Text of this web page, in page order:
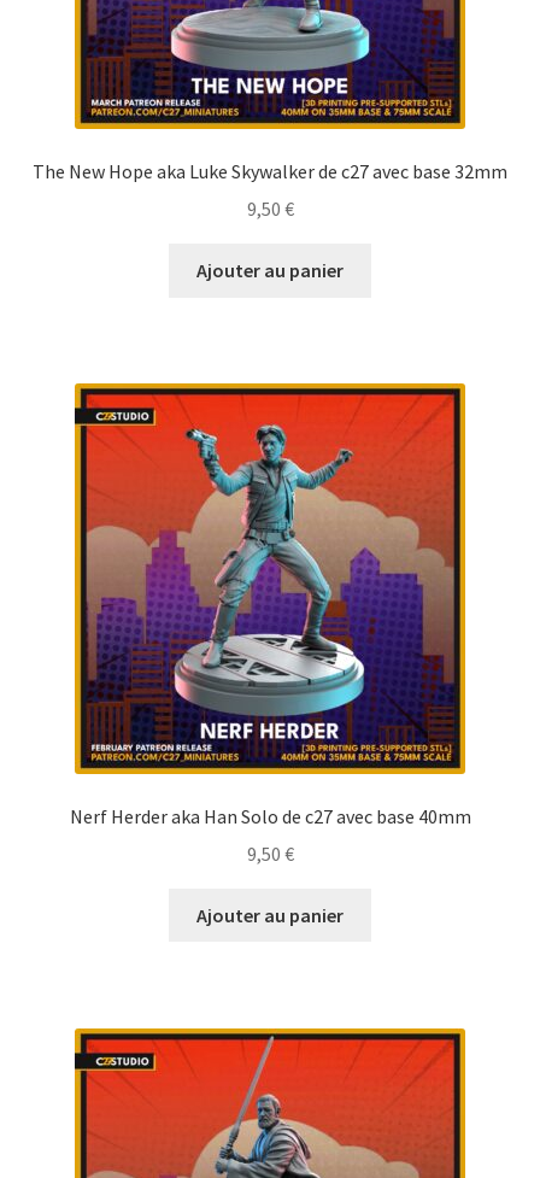
The New Hope aka Luke Skywalker de c27 avec base 32mm
9,50 €
Ajouter au panier
Nerf Herder aka Han Solo de c27 avec base 40mm
9,50 €
Ajouter au panier